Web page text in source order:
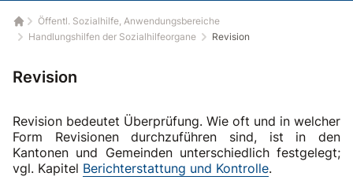
Startseite
Öffentl. Sozialhilfe, Anwendungsbereiche
Handlungshilfen der Sozialhilfeorgane
Revision
Revision
Revision bedeutet Überprüfung. Wie oft und in welcher
Form Revisionen durchzuführen sind, ist in den
Kantonen und Gemeinden unterschiedlich festgelegt;
vgl. Kapitel Berichterstattung und Kontrolle.